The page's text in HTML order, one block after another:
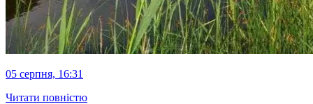
05 серпня, 16:31
Читати повністю